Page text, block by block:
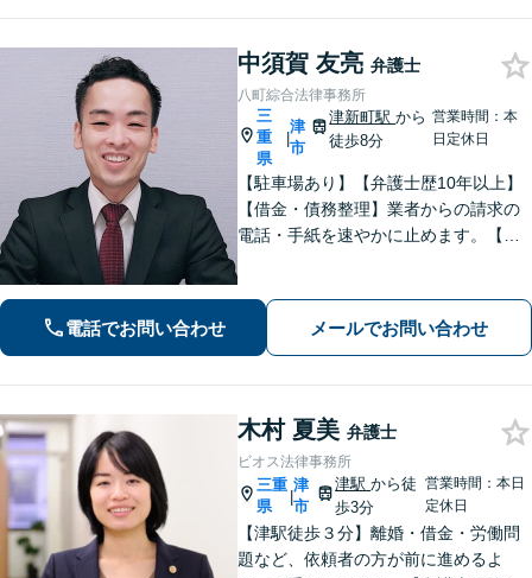
中須賀 友亮 弁護士
八町綜合法律事務所
三
重
県
|
津
市
津新町駅から
徒歩8分
営業時間：本
日定休日
【駐車場あり】【弁護士歴10年以上】
【借金・債務整理】業者からの請求の
電話・手紙を速やかに止めます。【交
ます。【分割払い利用可】【当日・夜
間の面談可】【完全個室で対応】
電話でお問い合わせ メールでお問い合わせ
木村 夏美 弁護士
ビオス法律事務所
三重
県
|
津
市
津駅から徒
歩3分
営業時間：本日
定休日
【津駅徒歩３分】離婚・借金・労働問
題など、依頼者の方が前に進めるよ